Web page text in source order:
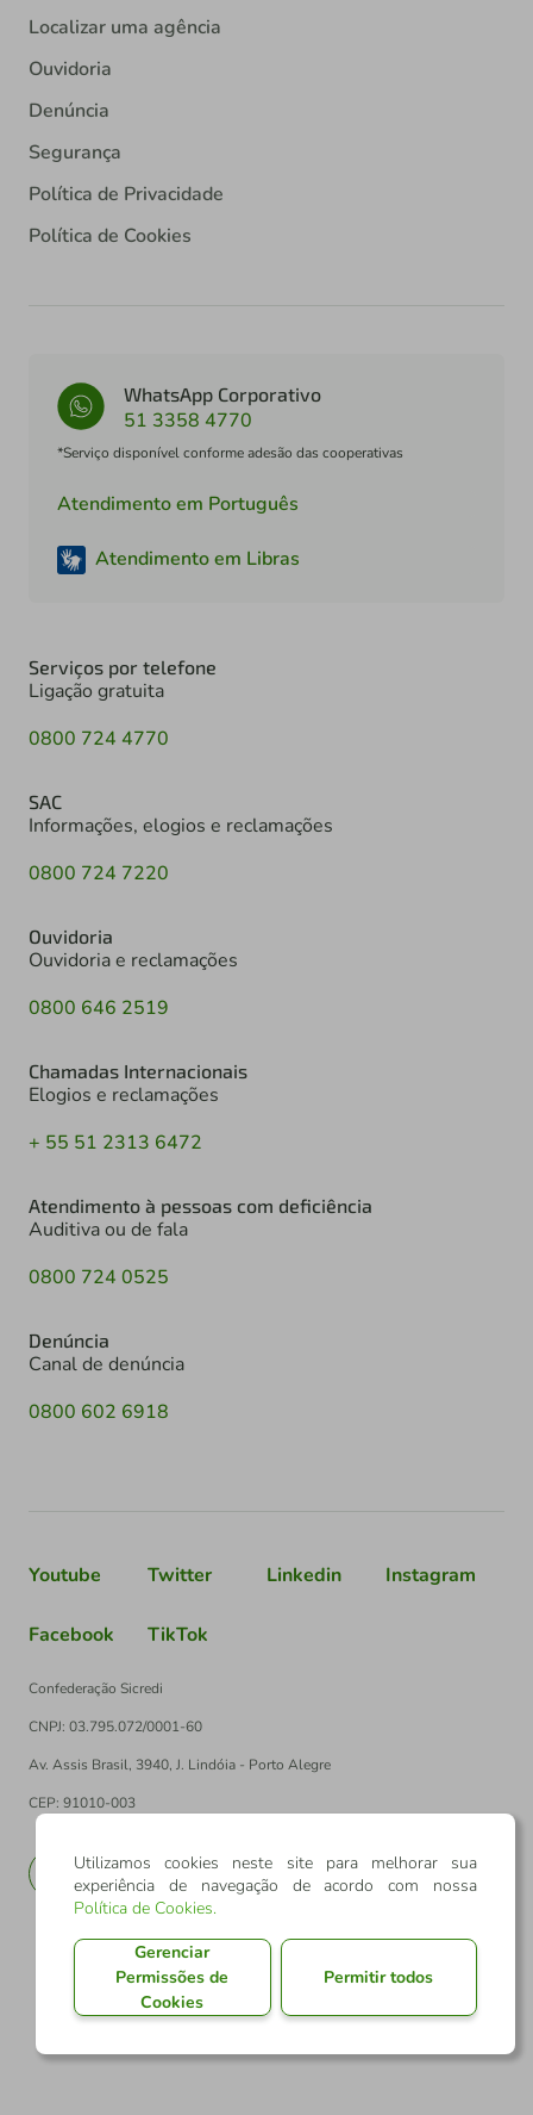
Localizar uma agência
Ouvidoria
Denúncia
Segurança
Política de Privacidade
Política de Cookies
WhatsApp Corporativo
51 3358 4770
*Serviço disponível conforme adesão das cooperativas
Atendimento em Português
Atendimento em Libras
Serviços por telefone
Ligação gratuita
0800 724 4770
SAC
Informações, elogios e reclamações
0800 724 7220
Ouvidoria
Ouvidoria e reclamações
0800 646 2519
Chamadas Internacionais
Elogios e reclamações
+ 55 51 2313 6472
Atendimento à pessoas com deficiência
Auditiva ou de fala
0800 724 0525
Denúncia
Canal de denúncia
0800 602 6918
Youtube Twitter Linkedin Instagram
Facebook TikTok
Confederação Sicredi
CNPJ: 03.795.072/0001-60
Av. Assis Brasil, 3940, J. Lindóia - Porto Alegre
CEP: 91010-003
EN
Utilizamos cookies neste site para melhorar sua
experiência de navegação de acordo com nossa
Política de Cookies.
Gerenciar
Permissões de
Cookies
Permitir todos